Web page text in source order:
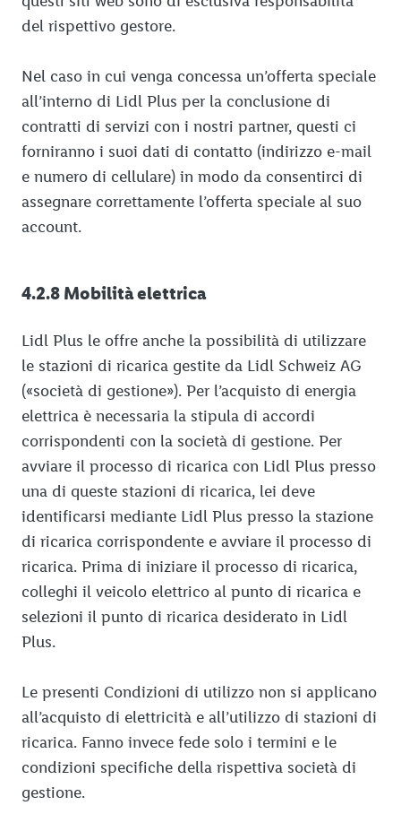
del rispettivo gestore.
Nel caso in cui venga concessa un’offerta speciale
all’interno di Lidl Plus per la conclusione di
contratti di servizi con i nostri partner, questi ci
forniranno i suoi dati di contatto (indirizzo e-mail
e numero di cellulare) in modo da consentirci di
assegnare correttamente l’offerta speciale al suo
account.
4.2.8 Mobilità elettrica
Lidl Plus le offre anche la possibilità di utilizzare
le stazioni di ricarica gestite da Lidl Schweiz AG
(«società di gestione»). Per l’acquisto di energia
elettrica è necessaria la stipula di accordi
corrispondenti con la società di gestione. Per
avviare il processo di ricarica con Lidl Plus presso
una di queste stazioni di ricarica, lei deve
identificarsi mediante Lidl Plus presso la stazione
di ricarica corrispondente e avviare il processo di
ricarica. Prima di iniziare il processo di ricarica,
colleghi il veicolo elettrico al punto di ricarica e
selezioni il punto di ricarica desiderato in Lidl
Plus.
Le presenti Condizioni di utilizzo non si applicano
all’acquisto di elettricità e all’utilizzo di stazioni di
ricarica. Fanno invece fede solo i termini e le
condizioni specifiche della rispettiva società di
gestione.